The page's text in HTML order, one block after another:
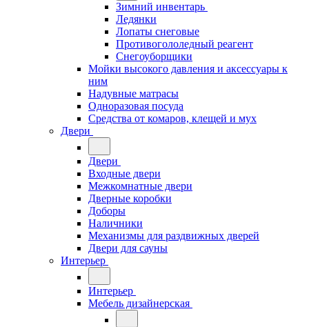
Зимний инвентарь
Ледянки
Лопаты снеговые
Противогололедный реагент
Снегоуборщики
Мойки высокого давления и аксессуары к
ним
Надувные матрасы
Одноразовая посуда
Средства от комаров, клещей и мух
Двери
Двери
Входные двери
Межкомнатные двери
Дверные коробки
Доборы
Наличники
Механизмы для раздвижных дверей
Двери для сауны
Интерьер
Интерьер
Мебель дизайнерская